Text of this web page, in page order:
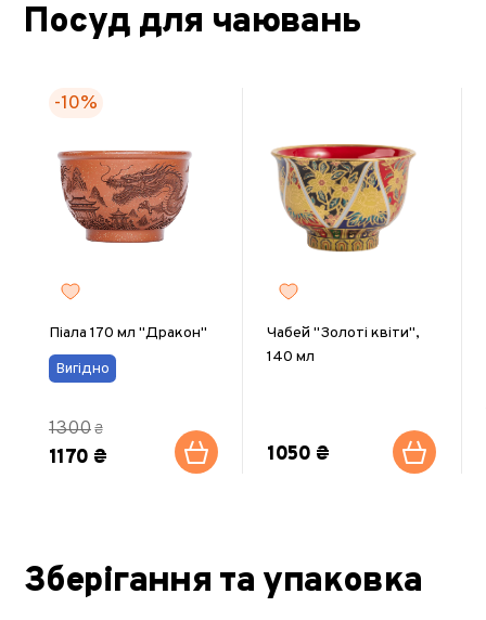
Посуд для чаювань
-10%
Піала 170 мл "Дракон"
Вигідно
1300₴
1170 ₴
Чабей "Золоті квіти",
140 мл
1050 ₴
Зберігання та упаковка